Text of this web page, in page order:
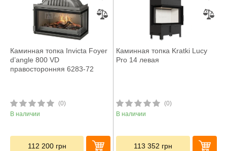
Каминная топка Invicta Foyer
d’angle 800 VD
правосторонняя 6283-72
(0)
В наличии
112 200 грн
Каминная топка Kratki Lucy
Pro 14 левая
(0)
В наличии
113 352 грн